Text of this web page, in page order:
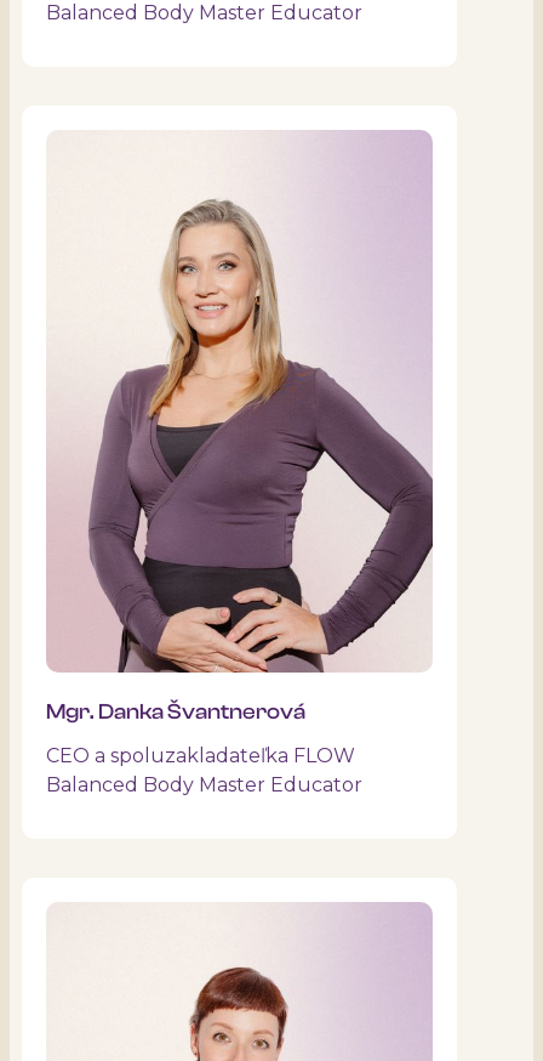
Balanced Body Master Educator
Mgr. Danka Švantnerová
CEO a spoluzakladateľka FLOW
Balanced Body Master Educator